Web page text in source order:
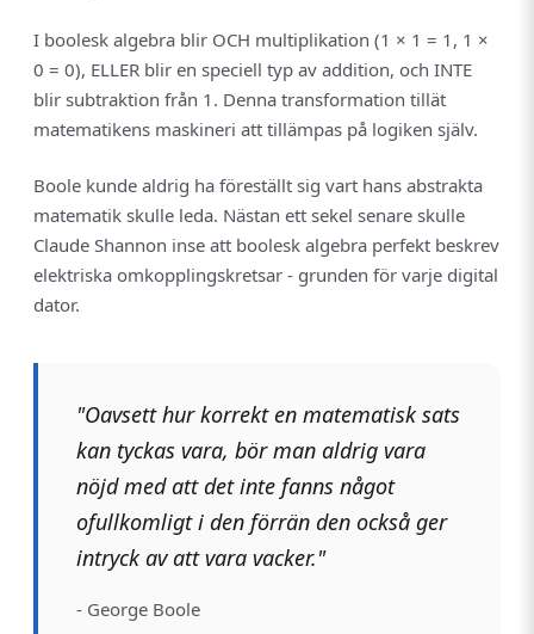
I boolesk algebra blir OCH multiplikation (1 × 1 = 1, 1 ×
0 = 0), ELLER blir en speciell typ av addition, och INTE
blir subtraktion från 1. Denna transformation tillät
matematikens maskineri att tillämpas på logiken själv.
Boole kunde aldrig ha föreställt sig vart hans abstrakta
matematik skulle leda. Nästan ett sekel senare skulle
Claude Shannon inse att boolesk algebra perfekt beskrev
elektriska omkopplingskretsar - grunden för varje digital
dator.
"Oavsett hur korrekt en matematisk sats
kan tyckas vara, bör man aldrig vara
nöjd med att det inte fanns något
ofullkomligt i den förrän den också ger
intryck av att vara vacker."
- George Boole